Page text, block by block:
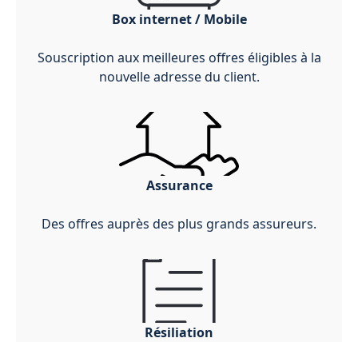
Box internet / Mobile
Souscription aux meilleures offres éligibles à la
nouvelle adresse du client.
Assurance
Des offres auprès des plus grands assureurs.
Résiliation